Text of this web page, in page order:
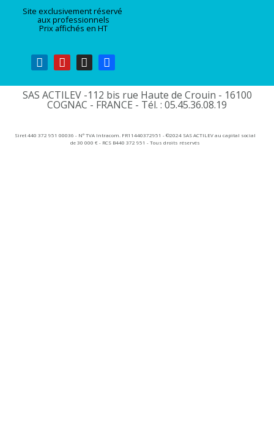
Site exclusivement réservé
aux professionnels
Prix affichés en HT
SAS ACTILEV -112 bis rue Haute de Crouin - 16100
COGNAC - FRANCE - Tél. : 05.45.36.08.19​
Siret 440 372 951 00036 - N° TVA Intracom. FR11440372951 - ©2024 SAS ACTILEV au capital social
de 30 000 € - RCS B440 372 951 - Tous droits réservés​​